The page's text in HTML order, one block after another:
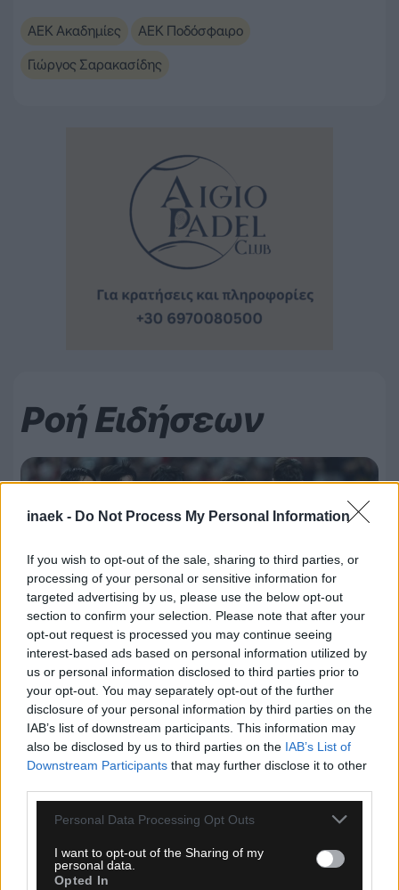
inaek - Do Not Process My Personal Information
If you wish to opt-out of the sale, sharing to third parties, or
processing of your personal or sensitive information for
targeted advertising by us, please use the below opt-out
section to confirm your selection. Please note that after your
opt-out request is processed you may continue seeing
interest-based ads based on personal information utilized by
us or personal information disclosed to third parties prior to
your opt-out. You may separately opt-out of the further
disclosure of your personal information by third parties on the
IAB’s list of downstream participants. This information may
also be disclosed by us to third parties on the IAB’s List of
Downstream Participants that may further disclose it to other
Please note that this website/app uses one or more Google
not limited to your visit or usage behaviour. You may click to
grant or deny consent to Google and its third-party tags to
Personal Data Processing Opt Outs
I want to opt-out of the Sharing of my
personal data.
Opted In
ΑΕΚ Ακαδημίες
ΑΕΚ Ποδόσφαιρο
Γιώργος Σαρακασίδης
Ροή Ειδήσεων
09.08.2026, 17:50
KFA: Συγγνώμη μετά τις καταγγελίες για
«σεξουαλικές υπηρεσίες» σε ξένους διαιτητές